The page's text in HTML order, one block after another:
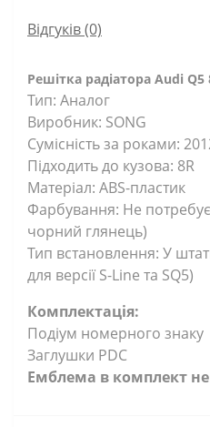
Відгуків (0)
Решітка радіатора Audi Q5
Тип: Аналог
Виробник: SONG
Сумісність за роками:
Підходить до кузова: 8R
Матеріал: ABS-пластик
Фарбування: Не
чорний глянець)
Тип встановлення: У
для версії S-Line та SQ5)
Комплектація:
Подіум номерного знаку
Заглушки PDC
Емблема в комплект